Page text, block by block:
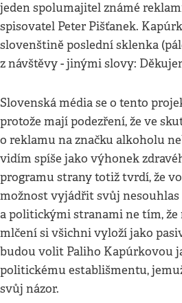
jeden spolumajitel známé
spisovatel Peter Pišťanek.
slovenštině poslední sklenka
z návštěvy - jinými slovy:
Slovenská média se o tento
protože mají podezření, že ve
o reklamu na značku alkoholu
vidím spíše jako výhonek
programu strany totiž tvrdí, že
možnost vyjádřit svůj
a politickými stranami ne tím,
mlčení si všichni vyloží jako
budou volit Paliho Kapúrkovou
politickému establišmentu,
svůj názor.